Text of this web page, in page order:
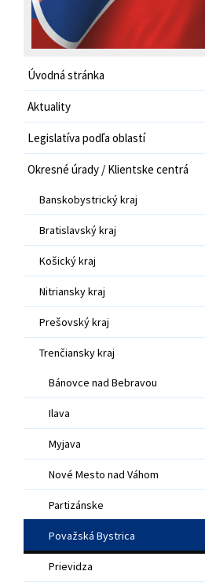
Úvodná stránka
Aktuality
Legislatíva podľa oblastí
Okresné úrady / Klientske centrá
Banskobystrický kraj
Bratislavský kraj
Košický kraj
Nitriansky kraj
Prešovský kraj
Trenčiansky kraj
Bánovce nad Bebravou
Ilava
Myjava
Nové Mesto nad Váhom
Partizánske
Považská Bystrica
Prievidza